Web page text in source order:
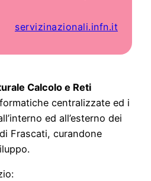
servizinazionali.infn.it
Calcolo e Reti
centralizzate ed i
ed all’esterno dei
Frascati, curandone